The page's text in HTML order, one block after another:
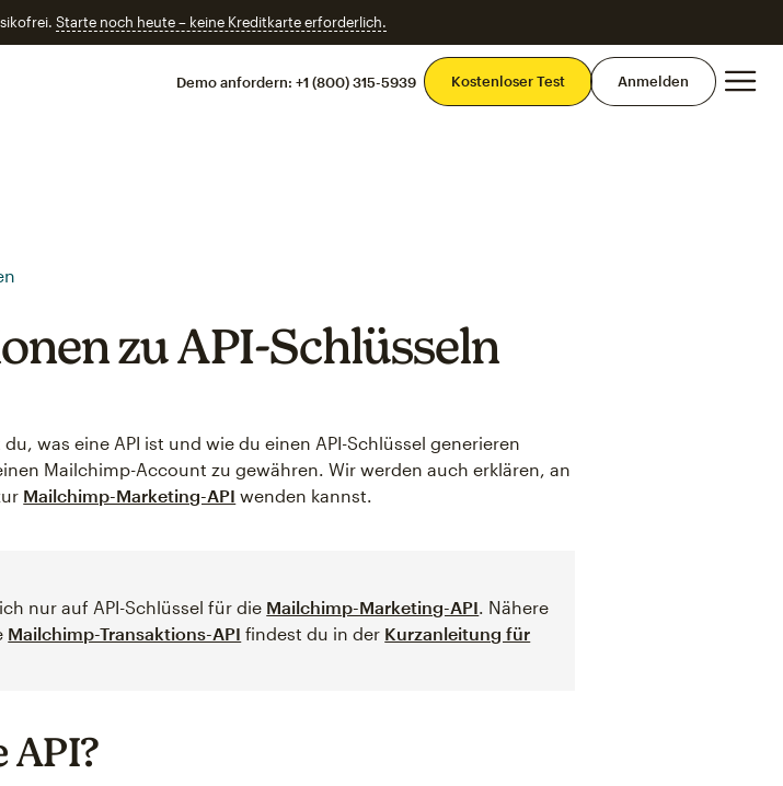
Starte noch heute – keine Kreditkarte erforderlich.
Demo anfordern: +1 (800) 315-5939 Kostenloser Test Anmelden
zu API-Schlüsseln
was eine API ist und wie du einen API-Schlüssel generieren
Mailchimp-Account zu gewähren. Wir werden auch erklären, an
Mailchimp-Marketing-API wenden kannst.
nur auf API-Schlüssel für die Mailchimp-Marketing-API. Nähere
Mailchimp-Transaktions-API findest du in der Kurzanleitung für
API?